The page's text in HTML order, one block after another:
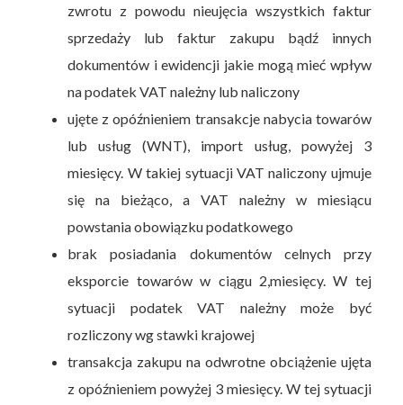
zwrotu z powodu nieujęcia wszystkich faktur
sprzedaży lub faktur zakupu bądź innych
dokumentów i ewidencji jakie mogą mieć wpływ
na podatek VAT należny lub naliczony
ujęte z opóźnieniem transakcje nabycia towarów
lub usług (WNT), import usług, powyżej 3
miesięcy. W takiej sytuacji VAT naliczony ujmuje
się na bieżąco, a VAT należny w miesiącu
powstania obowiązku podatkowego
brak posiadania dokumentów celnych przy
eksporcie towarów w ciągu 2,miesięcy. W tej
sytuacji podatek VAT należny może być
rozliczony wg stawki krajowej
transakcja zakupu na odwrotne obciążenie ujęta
z opóźnieniem powyżej 3 miesięcy. W tej sytuacji